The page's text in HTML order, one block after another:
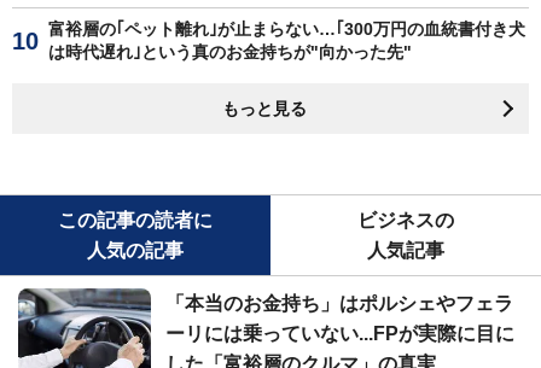
富裕層の｢ペット離れ｣が止まらない…｢300万円の血統書付き犬
は時代遅れ｣という真のお金持ちが"向かった先"
もっと見る
この記事の読者に
人気の記事
ビジネスの
人気記事
「本当のお金持ち」はポルシェやフェラ
ーリには乗っていない...FPが実際に目に